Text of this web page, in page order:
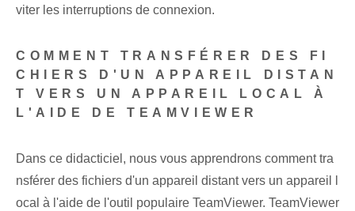
viter les interruptions de connexion.
COMMENT TRANSFÉRER DES FI
CHIERS ‌D'UN‌ APPAREIL DISTAN
T VERS UN APPAREIL LOCAL À
L'AIDE DE TEAMVIEWER
Dans ce didacticiel, nous vous apprendrons‌ comment tra
nsférer des fichiers ⁤d'un appareil distant vers un appareil l
ocal à l'aide⁢ de l'outil populaire TeamViewer. TeamViewer